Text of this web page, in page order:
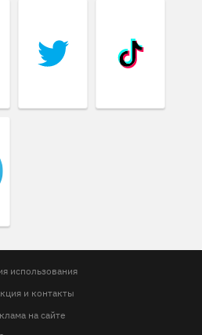
использования
и контакты
на сайте